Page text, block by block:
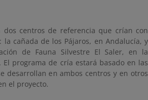
dos centros de referencia que crían con
la cañada de los Pájaros, en Andalucía, y
de Fauna Silvestre El Saler, en la
El programa de cría estará basado en las
desarrollan en ambos centros y en otros
el proyecto.